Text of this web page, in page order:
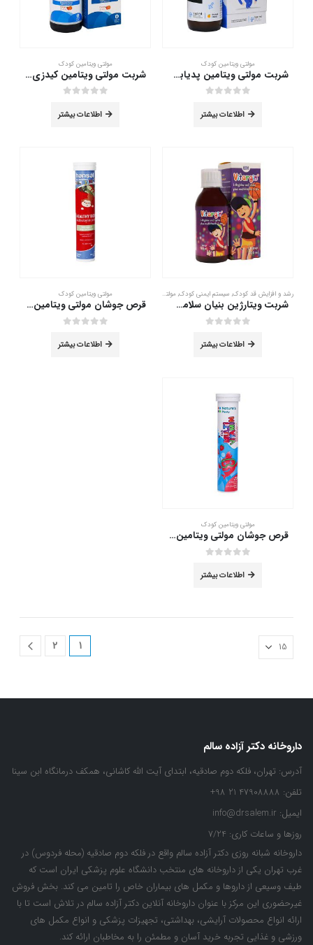
مولتی ویتامین کودک
شربت مولتی ویتامین پدیابست 150 میلی لیتر
اطلاعات بیشتر
مولتی ویتامین کودک
شربت مولتی ویتامین کیدزی دایونیکس 150 میلی لیتر
اطلاعات بیشتر
رشد و افزایش قد کودک, سیستم ایمنی کودک, مولتی ویتامین کودک
شربت ویتارژین بنیان سلامت کسری 200 میلی لیتر
اطلاعات بیشتر
مولتی ویتامین کودک
قرص جوشان مولتی ویتامین جونیور هانسال 20 عددی
اطلاعات بیشتر
مولتی ویتامین کودک
قرص جوشان مولتی ویتامین کودکان نیچرز پلنتی 20 عدد
اطلاعات بیشتر
1
2
داروخانه دکتر آزاده سالم
آدرس: تهران، فلکه دوم صادقیه، ابتدای آیت الله کاشانی، همکف درمانگاه ابن سینا
تلفن: 47908888 21 98+
ایمیل: info@drsalem.ir
روزها و ساعات کاری: 7/24
داروخانه شبانه روزی دکتر آزاده سالم واقع در فلکه دوم صادقیه (محله فردوس) در
غرب تهران یکی از داروخانه های منتخب دانشگاه علوم پزشکی ایران است که
طیف وسیعی از داروها و مکمل های بیماران خاص را تامین می کند. بخش فروش
غیرحضوری این مرکز با عنوان داروخانه آنلاین دکتر آزاده سالم در تلاش است تا با
ارائه انواع محصولات آرایشی، بهداشتی، تجهیزات پزشکی و انواع مکمل های
ورزشی و غذایی تجربه خرید آسان و مطمئن را به مخاطبان ارائه کند.